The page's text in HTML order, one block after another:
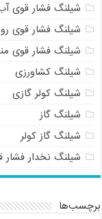
شیلنگ فشار قوی
شیلنگ فشار قوی
شیلنگ فشار قوی
شیلنگ کشاورزی
شیلنگ کولر گازی
شیلنگ گاز
شیلنگ گاز کولر
شیلنگ نخدار فشار
برچسب‌ها